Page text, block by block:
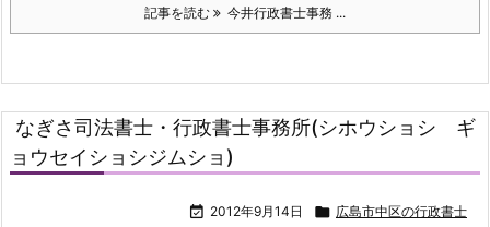
記事を読む 今井行政書士事務 ...
なぎさ司法書士・行政書士事務所(シホウショシ ギ
ョウセイショシジムショ)
 2012年9月14日  広島市中区の行政書士